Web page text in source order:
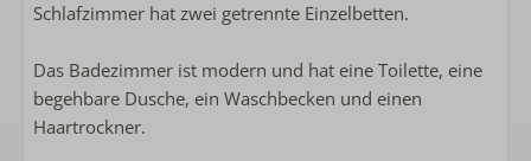
Lage Unterkunft
Privatsphäre
Freistehende Unterkunft im Ferienpark
Jonkerstee
Schlafzimmer hat zwei getrennte Einzelbetten.
Das Badezimmer ist modern und hat eine Toilette, eine
begehbare Dusche, ein Waschbecken und einen
Haartrockner.